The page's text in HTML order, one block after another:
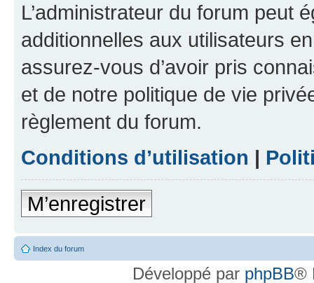
L’administrateur du forum peut
additionnelles aux utilisateurs
assurez-vous d’avoir pris
et de notre politique de vie
règlement du forum.
Conditions d’utilisation |
M’enregistrer
Index du forum
Développé par phpBB®